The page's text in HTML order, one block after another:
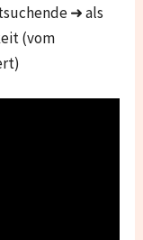
➜ als
(vom